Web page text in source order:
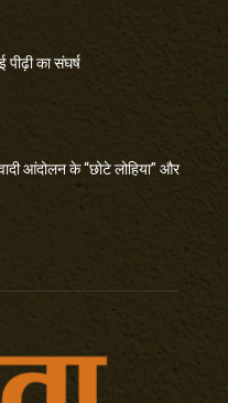
का संघर्ष
आंदोलन के “छोटे लोहिया” और